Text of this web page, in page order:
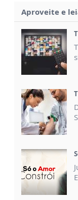
Aproveite e